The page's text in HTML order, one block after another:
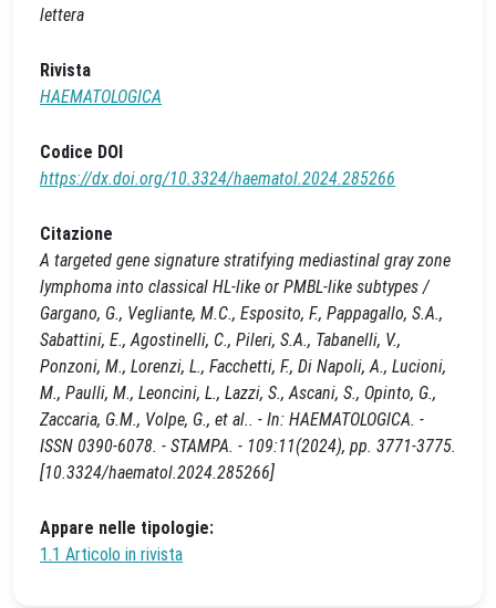
lettera
Rivista
HAEMATOLOGICA
Codice DOI
https://dx.doi.org/10.3324/haematol.2024.285266
Citazione
A targeted gene signature stratifying mediastinal gray zone
lymphoma into classical HL-like or PMBL-like subtypes /
Gargano, G., Vegliante, M.C., Esposito, F., Pappagallo, S.A.,
Sabattini, E., Agostinelli, C., Pileri, S.A., Tabanelli, V.,
Ponzoni, M., Lorenzi, L., Facchetti, F., Di Napoli, A., Lucioni,
M., Paulli, M., Leoncini, L., Lazzi, S., Ascani, S., Opinto, G.,
Zaccaria, G.M., Volpe, G., et al.. - In: HAEMATOLOGICA. -
ISSN 0390-6078. - STAMPA. - 109:11(2024), pp. 3771-3775.
[10.3324/haematol.2024.285266]
Appare nelle tipologie:
1.1 Articolo in rivista